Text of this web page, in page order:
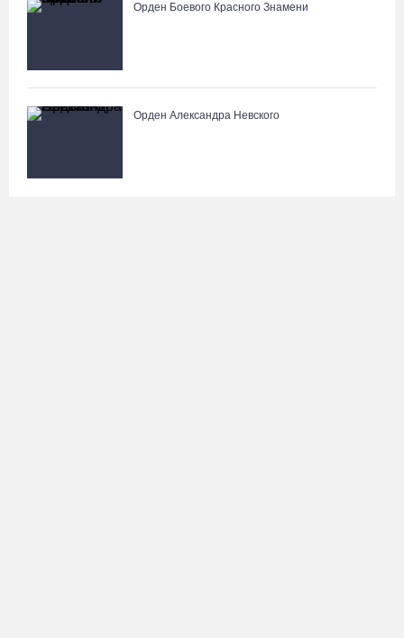
Орден Боевого Красного Знамени
Орден Александра Невского